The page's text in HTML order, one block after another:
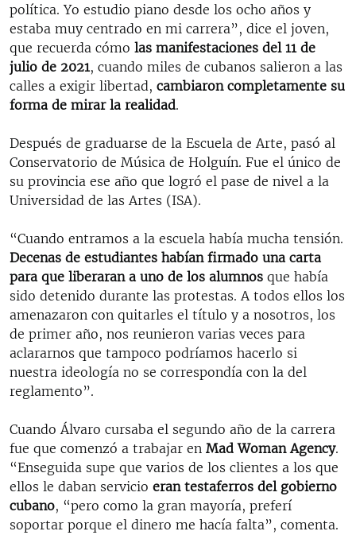
política. Yo estudio piano desde los ocho años y
estaba muy centrado en mi carrera”, dice el joven,
que recuerda cómo las manifestaciones del 11 de
julio de 2021, cuando miles de cubanos salieron a las
calles a exigir libertad, cambiaron completamente su
forma de mirar la realidad.
Después de graduarse de la Escuela de Arte, pasó al
Conservatorio de Música de Holguín. Fue el único de
su provincia ese año que logró el pase de nivel a la
Universidad de las Artes (ISA).
“Cuando entramos a la escuela había mucha tensión.
Decenas de estudiantes habían firmado una carta
para que liberaran a uno de los alumnos que había
sido detenido durante las protestas. A todos ellos los
amenazaron con quitarles el título y a nosotros, los
de primer año, nos reunieron varias veces para
aclararnos que tampoco podríamos hacerlo si
nuestra ideología no se correspondía con la del
reglamento”.
Cuando Álvaro cursaba el segundo año de la carrera
fue que comenzó a trabajar en Mad Woman Agency.
“Enseguida supe que varios de los clientes a los que
ellos le daban servicio eran testaferros del gobierno
cubano, “pero como la gran mayoría, preferí
soportar porque el dinero me hacía falta”, comenta.